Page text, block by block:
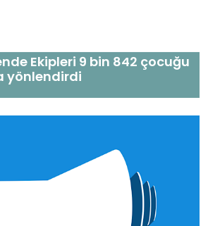
Ekipleri 9 bin 842 çocuğu
yönlendirdi